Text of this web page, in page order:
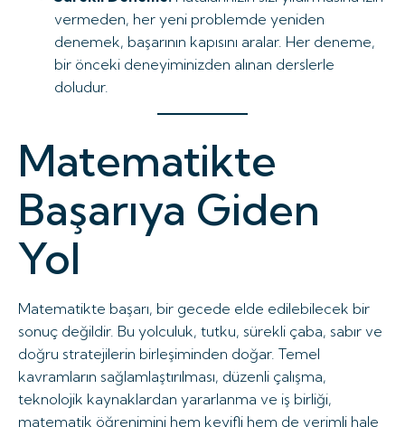
vermeden, her yeni problemde yeniden
denemek, başarının kapısını aralar. Her deneme,
bir önceki deneyiminizden alınan derslerle
doludur.
Matematikte
Başarıya Giden
Yol
Matematikte başarı, bir gecede elde edilebilecek bir
sonuç değildir. Bu yolculuk, tutku, sürekli çaba, sabır ve
doğru stratejilerin birleşiminden doğar. Temel
kavramların sağlamlaştırılması, düzenli çalışma,
teknolojik kaynaklardan yararlanma ve iş birliği,
matematik öğrenimini hem keyifli hem de verimli hale